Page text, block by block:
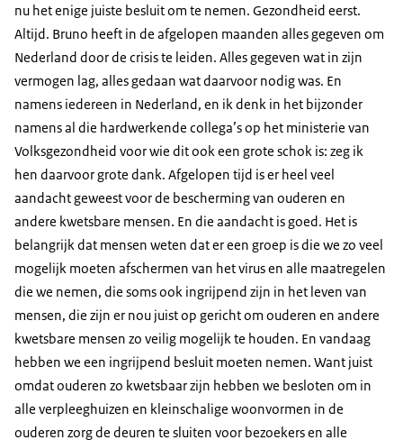
nu het enige juiste besluit om te nemen. Gezondheid eerst.
Altijd. Bruno heeft in de afgelopen maanden alles gegeven om
Nederland door de crisis te leiden. Alles gegeven wat in zijn
vermogen lag, alles gedaan wat daarvoor nodig was. En
namens iedereen in Nederland, en ik denk in het bijzonder
namens al die hardwerkende collega’s op het ministerie van
Volksgezondheid voor wie dit ook een grote schok is: zeg ik
hen daarvoor grote dank. Afgelopen tijd is er heel veel
aandacht geweest voor de bescherming van ouderen en
andere kwetsbare mensen. En die aandacht is goed. Het is
belangrijk dat mensen weten dat er een groep is die we zo veel
mogelijk moeten afschermen van het virus en alle maatregelen
die we nemen, die soms ook ingrijpend zijn in het leven van
mensen, die zijn er nou juist op gericht om ouderen en andere
kwetsbare mensen zo veilig mogelijk te houden. En vandaag
hebben we een ingrijpend besluit moeten nemen. Want juist
omdat ouderen zo kwetsbaar zijn hebben we besloten om in
alle verpleeghuizen en kleinschalige woonvormen in de
ouderen zorg de deuren te sluiten voor bezoekers en alle